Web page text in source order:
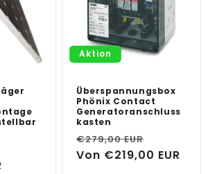
Verkaufspreis
Aktion
Überspannungsbox
Phönix Contact
Generatoranschluss
kasten
Normaler
Preis
€279,00 EUR
Von €219,00 EUR